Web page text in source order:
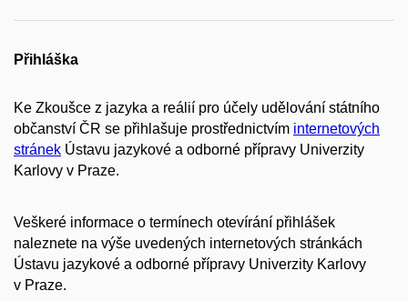
Přihláška
Ke Zkoušce z jazyka a reálií pro účely udělování státního
občanství ČR se přihlašuje prostřednictvím internetových
stránek Ústavu jazykové a odborné přípravy Univerzity
Karlovy v Praze.
Veškeré informace o termínech otevírání přihlášek
naleznete na výše uvedených internetových stránkách
Ústavu jazykové a odborné přípravy Univerzity Karlovy
v Praze.